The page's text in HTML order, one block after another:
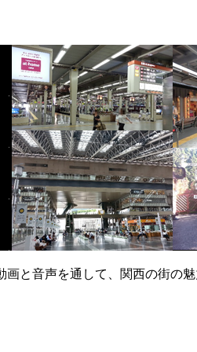
画と音声を通して、関西の街の